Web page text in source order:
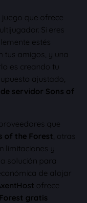
que ofrece
Si eres
estés
tus amigos, y una
es creando tu
ajustado,
servidor Sons of
que
of the Forest, otras
limitaciones y
solución para
de alojar
ofrece
gratis